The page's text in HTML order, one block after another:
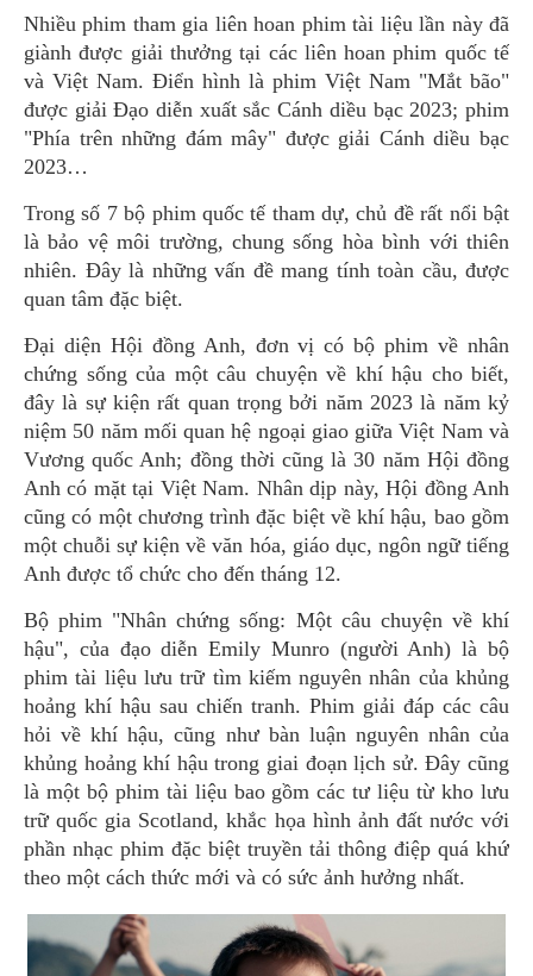
Nhiều phim tham gia liên hoan phim tài liệu lần này đã
giành được giải thưởng tại các liên hoan phim quốc tế
và Việt Nam. Điển hình là phim Việt Nam "Mắt bão"
được giải Đạo diễn xuất sắc Cánh diều bạc 2023; phim
"Phía trên những đám mây" được giải Cánh diều bạc
2023…
Trong số 7 bộ phim quốc tế tham dự, chủ đề rất nổi bật
là bảo vệ môi trường, chung sống hòa bình với thiên
nhiên. Đây là những vấn đề mang tính toàn cầu, được
quan tâm đặc biệt.
Đại diện Hội đồng Anh, đơn vị có bộ phim về nhân
chứng sống của một câu chuyện về khí hậu cho biết,
đây là sự kiện rất quan trọng bởi năm 2023 là năm kỷ
niệm 50 năm mối quan hệ ngoại giao giữa Việt Nam và
Vương quốc Anh; đồng thời cũng là 30 năm Hội đồng
Anh có mặt tại Việt Nam. Nhân dịp này, Hội đồng Anh
cũng có một chương trình đặc biệt về khí hậu, bao gồm
một chuỗi sự kiện về văn hóa, giáo dục, ngôn ngữ tiếng
Anh được tổ chức cho đến tháng 12.
Bộ phim "Nhân chứng sống: Một câu chuyện về khí
hậu", của đạo diễn Emily Munro (người Anh) là bộ
phim tài liệu lưu trữ tìm kiếm nguyên nhân của khủng
hoảng khí hậu sau chiến tranh. Phim giải đáp các câu
hỏi về khí hậu, cũng như bàn luận nguyên nhân của
khủng hoảng khí hậu trong giai đoạn lịch sử. Đây cũng
là một bộ phim tài liệu bao gồm các tư liệu từ kho lưu
trữ quốc gia Scotland, khắc họa hình ảnh đất nước với
phần nhạc phim đặc biệt truyền tải thông điệp quá khứ
theo một cách thức mới và có sức ảnh hưởng nhất.